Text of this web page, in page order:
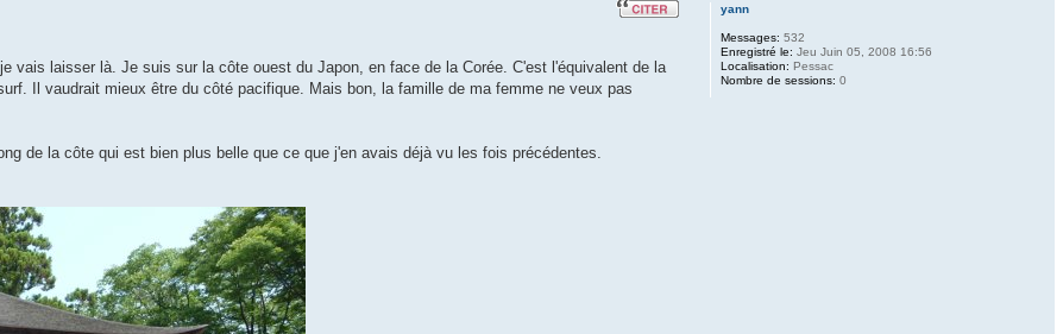
vais laisser là. Je suis sur la côte ouest du Japon, en face de la Corée. C'est l'équivalent de la
Il vaudrait mieux être du côté pacifique. Mais bon, la famille de ma femme ne veux pas
de la côte qui est bien plus belle que ce que j'en avais déjà vu les fois précédentes.
yann
Messages: 532
Enregistré le: Jeu Juin 05, 2008 16:56
Localisation: Pessac
Nombre de sessions: 0